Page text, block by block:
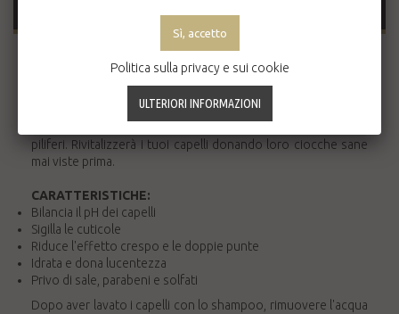
La Maschera Curly Power idrata e dona volume ai tuoi capelli.
È formulata con una combinazione di estratti vegetali e burri
maschera per capelli fornisce un'idratazione intensa alle
piliferi. Rivitalizzerà i tuoi capelli donando loro ciocche sane
mai viste prima.
CARATTERISTICHE:
Bilancia il pH dei capelli
Sigilla le cuticole
Riduce l'effetto crespo e le doppie punte
Idrata e dona lucentezza
Privo di sale, parabeni e solfati
Dopo aver lavato i capelli con lo shampoo, rimuovere l'acqua
Politica sulla privacy e sui cookie